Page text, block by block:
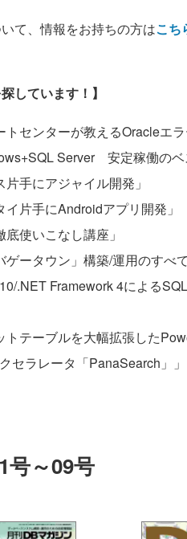
て、情報をお持ちの方はこち
しています！】
トセンターが教えるOracleエラ
Server 安定稼働のベ
手にアジャイル開発」
イ片手にAndroidアプリ開発」
使いこなし講座」
ゲータウン」構築/運用のすべて
.NET Framework 4による
トテーブルを大幅拡張した
セラレータ「PanaSearch」」
～09号